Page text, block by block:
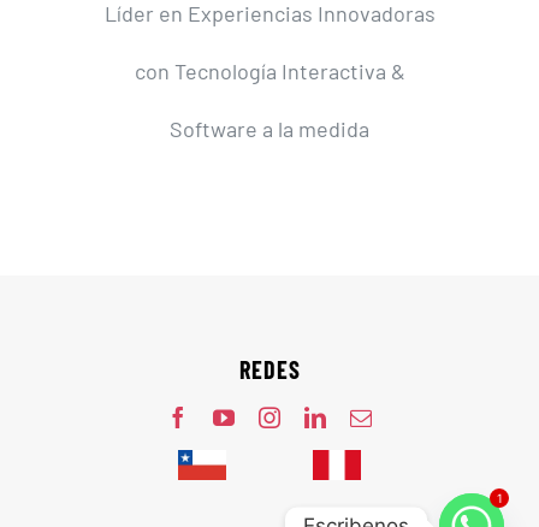
Líder en Experiencias Innovadoras
con Tecnología Interactiva &
Software a la medida
REDES
1